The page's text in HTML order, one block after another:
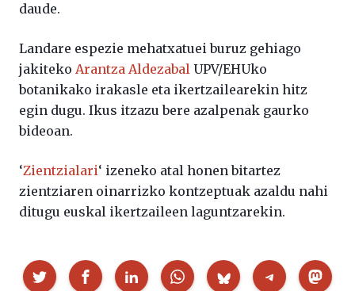
daude.
Landare espezie mehatxatuei buruz gehiago
jakiteko Arantza Aldezabal UPV/EHUko
botanikako irakasle eta ikertzailearekin hitz
egin dugu. Ikus itzazu bere azalpenak gaurko
bideoan.
‘Zientzialari‘ izeneko atal honen bitartez
zientziaren oinarrizko kontzeptuak azaldu nahi
ditugu euskal ikertzaileen laguntzarekin.
Partekatu